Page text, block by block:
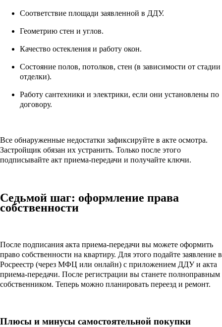
Соответствие площади заявленной в ДДУ.
Геометрию стен и углов.
Качество остекления и работу окон.
Состояние полов, потолков, стен (в зависимости от стадии
отделки).
Работу сантехники и электрики, если они установлены по
договору.
Все обнаруженные недостатки зафиксируйте в акте осмотра.
Застройщик обязан их устранить. Только после этого
подписывайте акт приема-передачи и получайте ключи.
Седьмой шаг: оформление права
собственности
После подписания акта приема-передачи вы можете оформить
право собственности на квартиру. Для этого подайте заявление в
Росреестр (через МФЦ или онлайн) с приложением ДДУ и акта
приема-передачи. После регистрации вы станете полноправным
собственником. Теперь можно планировать переезд и ремонт.
Плюсы и минусы самостоятельной покупки